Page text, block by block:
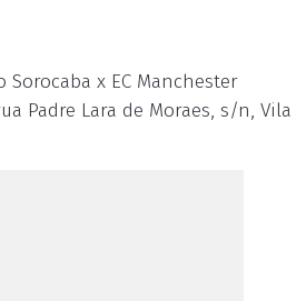
Sorocaba x EC Manchester
Padre Lara de Moraes, s/n, Vila